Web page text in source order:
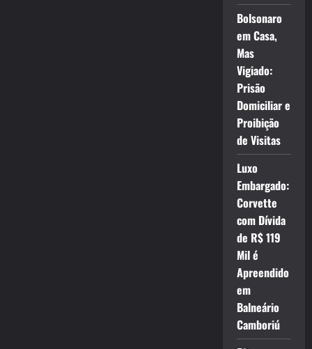
Bolsonaro
em Casa,
Mas
Vigiado:
Prisão
Domiciliar e
Proibição
de Visitas
Luxo
Embargado:
Corvette
com Dívida
de R$ 119
Mil é
Apreendido
em
Balneário
Camboriú